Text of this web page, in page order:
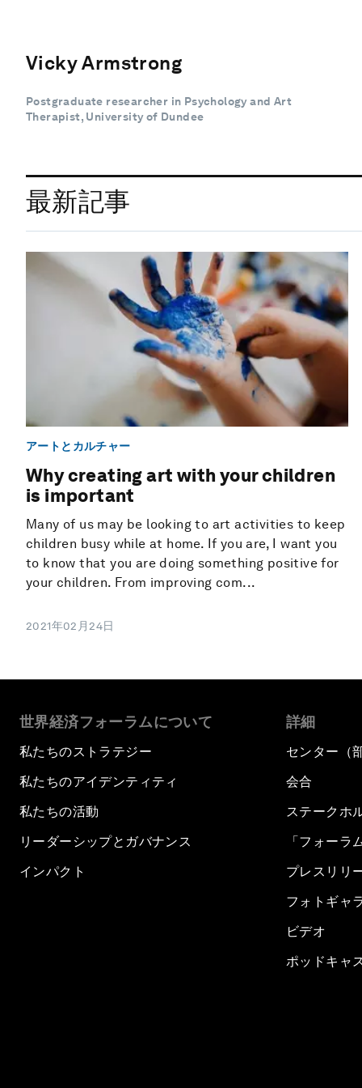
Vicky Armstrong
Postgraduate researcher in Psychology and Art
Therapist, University of Dundee
最新記事
アートとカルチャー
Why creating art with your children
is important
Many of us may be looking to art activities to keep
children busy while at home. If you are, I want you
to know that you are doing something positive for
your children. From improving com...
2021年02月24日
世界経済フォーラムについて
私たちのストラテジー
私たちのアイデンティティ
私たちの活動
リーダーシップとガバナンス
インパクト
詳細
センター（
会合
ステークホ
「フォーラ
プレスリリ
フォトギャ
ビデオ
ポッドキャ